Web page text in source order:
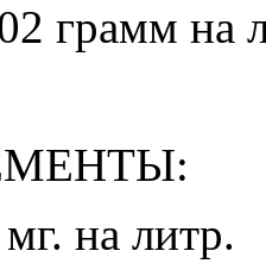
грамм на
на литр.